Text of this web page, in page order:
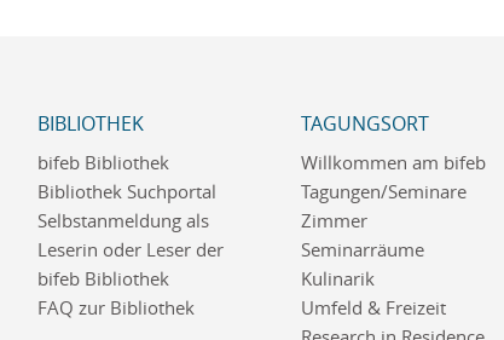
BIBLIOTHEK
bifeb Bibliothek
Bibliothek Suchportal
Selbstanmeldung als
Leserin oder Leser der
bifeb Bibliothek
FAQ zur Bibliothek
TAGUNGSORT
Willkommen am bifeb
Tagungen/Seminare
Zimmer
Seminarräume
Kulinarik
Umfeld & Freizeit